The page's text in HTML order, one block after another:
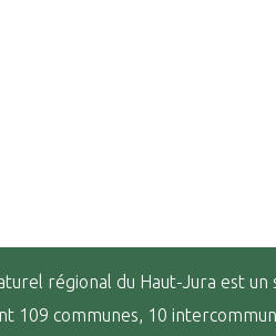
régional du Haut-Jura est un
109 communes, 10